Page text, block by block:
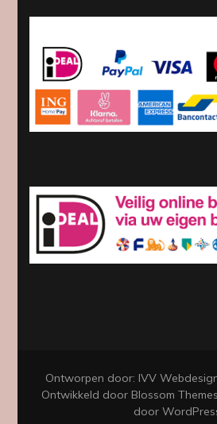
Ontworpen door: IVV
Ontwikkeld door Blossom Themes
door